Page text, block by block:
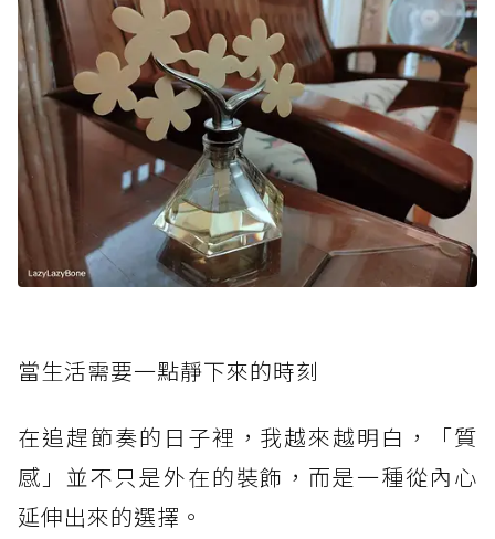
當生活需要一點靜下來的時刻
在追趕節奏的日子裡，我越來越明白，「質
感」並不只是外在的裝飾，而是一種從內心
延伸出來的選擇。